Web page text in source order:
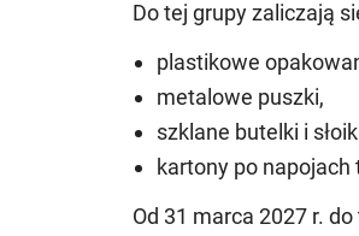
Do tej grupy zaliczają
plastikowe
metalowe puszki,
szklane butelki i
kartony po napojach
Od 31 marca 2027 r.